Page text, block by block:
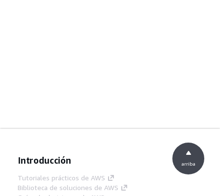
Introducción
Tutoriales prácticos de AWS
Biblioteca de soluciones de AWS
arriba